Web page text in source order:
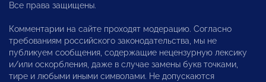
Все права защищены.
Комментарии на сайте проходят модерацию. Согласно
требованиям российского законодательства, мы не
публикуем сообщения, содержащие нецензурную лексику
и/или оскорбления, даже в случае замены букв точками,
тире и любыми иными символами. Не допускаются